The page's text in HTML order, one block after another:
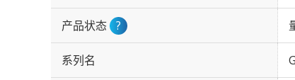
产品状态 ?
系列名